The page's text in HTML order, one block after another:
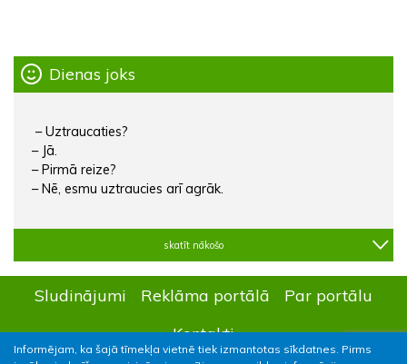
Informējam, ka šajā tīmekļa vietnē tiek izmantotas sīkdatnes. Pirms
Dienas joks
– Uztraucaties?
– Jā.
– Pirmā reize?
– Nē, esmu uztraucies arī agrāk.
skatīt nākošo
Sludinājumi Reklāma portālā
Par portālu
Kontakti